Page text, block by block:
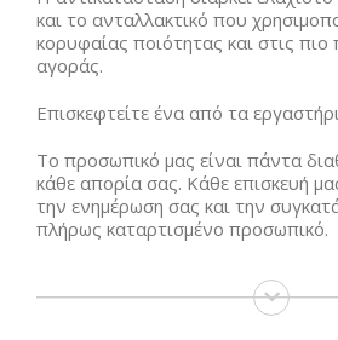
και το ανταλλακτικό που
κορυφαίας ποιότητας και στις πιο
αγοράς.
Επισκεφτείτε ένα από τα
Το προσωπικό μας είναι πάντα
κάθε απορία σας. Κάθε επισκευή
την ενημέρωση σας και την
πλήρως καταρτισμένο προσωπικό.